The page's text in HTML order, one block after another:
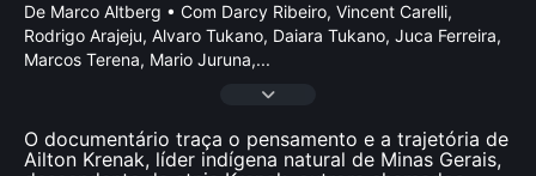
De Marco Altberg • Com Darcy Ribeiro, Vincent Carelli,
Rodrigo Arajeju, Alvaro Tukano, Daiara Tukano, Juca Ferreira,
Marcos Terena, Mario Juruna,...
O documentário traça o pensamento e a trajetória de
Ailton Krenak, líder indígena natural de Minas Gerais,